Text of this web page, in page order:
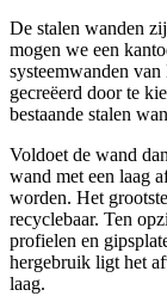
De stalen wanden
mogen we een
systeemwanden
gecreëerd door te
bestaande stalen
Voldoet de wand
wand met een laag
worden. Het
recyclebaar. Ten
profielen en
hergebruik ligt het
laag.